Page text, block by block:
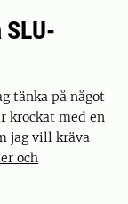
tänka på något
krockat med en
jag vill kräva
och